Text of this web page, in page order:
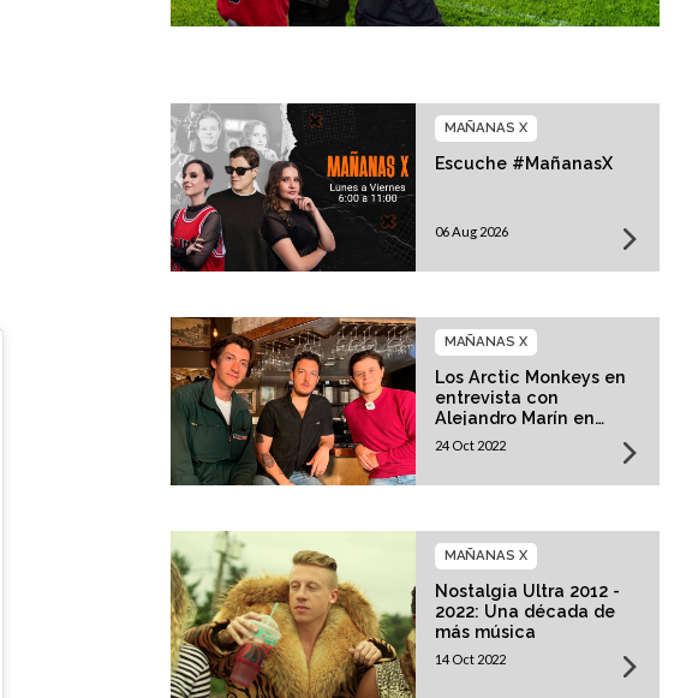
Escuche #MañanasX
MAÑANAS X
06 Aug 2026
Los Arctic Monkeys en
entrevista con
Alejandro Marín en
Mañanas X
MAÑANAS X
24 Oct 2022
Nostalgia Ultra 2012 -
2022: Una década de
más música
MAÑANAS X
14 Oct 2022